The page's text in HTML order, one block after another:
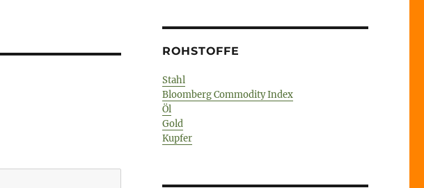
ROHSTOFFE
Stahl
Bloomberg Commodity Index
Öl
Gold
Kupfer